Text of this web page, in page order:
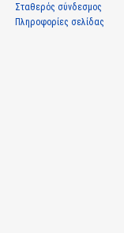
Σταθερός σύνδεσμος
Πληροφορίες σελίδας